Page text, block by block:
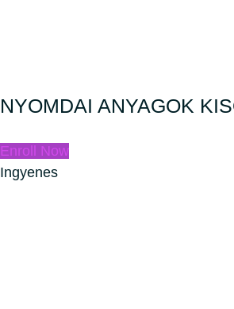
NYOMDAI ANYAGOK
Enroll Now
Ingyenes